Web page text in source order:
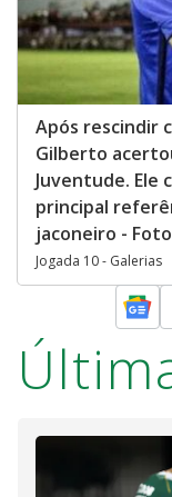
Após rescindir
Gilberto
Juventude. Ele
principal
jaconeiro -
Jogada 10 - Galerias